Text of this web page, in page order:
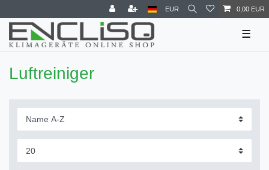
EUR 0,00 EUR
☰
Luftreiniger